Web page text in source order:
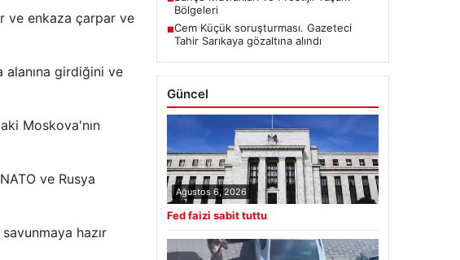
ve enkaza çarpar ve
alanına girdiğini ve
Moskova'nın
ve Rusya
hazır
Bölgeleri
■Cem Küçük soruşturması. Gazeteci
Tahir Sarıkaya gözaltına alındı
Güncel
Ağustos 6, 2026
Fed faizi sabit tuttu